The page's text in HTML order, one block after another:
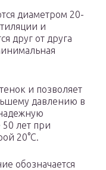
диаметром 20-
и
друг от друга
и позволяет
давлению в
50 лет при
20°C.
обозначается